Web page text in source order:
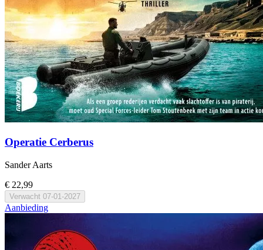
Operatie Cerberus
Sander Aarts
€ 22,99
Verwacht 07-01-2027
Aanbieding